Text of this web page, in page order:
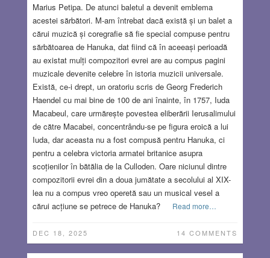
Marius Petipa. De atunci baletul a devenit emblema
acestei sărbători. M-am întrebat dacă există și un balet a
cărui muzică și coregrafie să fie special compuse pentru
sărbătoarea de Hanuka, dat fiind că în aceeași perioadă
au existat mulți compozitori evrei are au compus pagini
muzicale devenite celebre în istoria muzicii universale.
Există, ce-i drept, un oratoriu scris de Georg Frederich
Haendel cu mai bine de 100 de ani înainte, în 1757, Iuda
Macabeul, care urmărește povestea eliberării Ierusalimului
de către Macabei, concentrându-se pe figura eroică a lui
Iuda, dar aceasta nu a fost compusă pentru Hanuka, ci
pentru a celebra victoria armatei britanice asupra
scoțienilor în bătălia de la Culloden. Oare niciunul dintre
compozitorii evrei din a doua jumătate a secolului al XIX-
lea nu a compus vreo operetă sau un musical vesel a
cărui acțiune se petrece de Hanuka?
Read more…
DEC 18, 2025 14 COMMENTS